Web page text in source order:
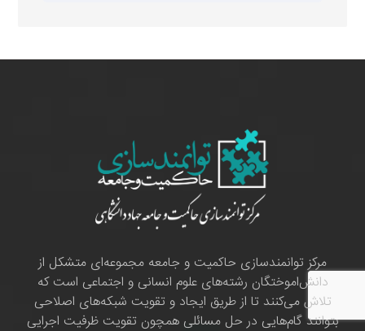
مرکز توانمندسازی حاکمیت و جامعه مجموعه‌ای متشکل از
دانش‌اموختگان رشته‌های علوم انسانی و اجتماعی است که
تلاش می‌کنند تا از طریق ایجاد و تقویت شبکه‌های اصلاحی
بتوانند گام‌هایی در حل مسائلی همچون تقویت ظرفیت اجرایی